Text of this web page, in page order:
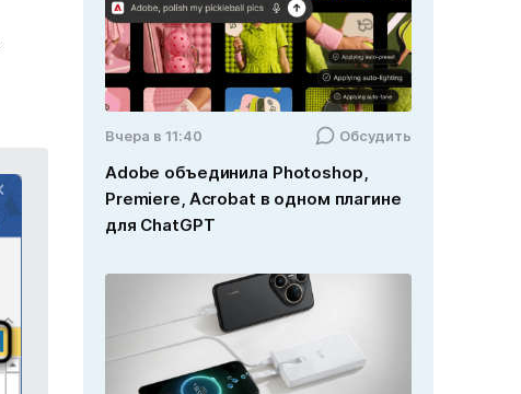
Вчера в 11:40 Обсудить
Adobe объединила Photoshop,
Premiere, Acrobat в одном плагине
для ChatGPT